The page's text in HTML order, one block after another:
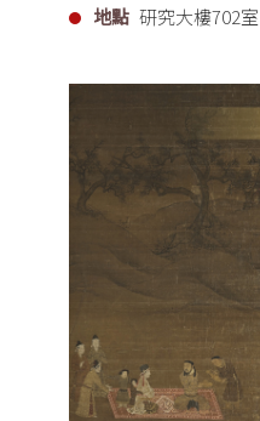
地點 研究大樓702室